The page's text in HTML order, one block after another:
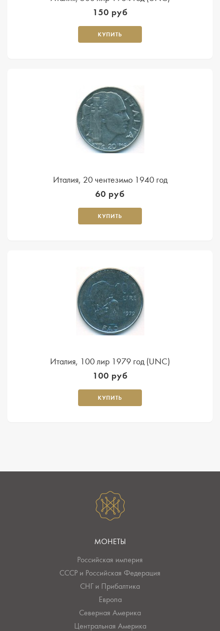
150 руб
КУПИТЬ
Италия, 20 чентезимо 1940 год
60 руб
КУПИТЬ
Италия, 100 лир 1979 год (UNC)
100 руб
КУПИТЬ
МОНЕТЫ
Российская империя
СССР и Российская Федерация
СНГ и Прибалтика
Европа
Северная Америка
Центральная Америка